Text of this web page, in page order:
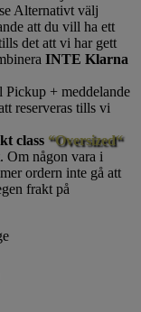
Alternativt välj
att du vill ha ett
det att vi har gett
INTE Klarna
Pickup + meddelande
reserveras tills vi
class “Oversized“
Om någon vara i
ordern inte gå att
frakt på